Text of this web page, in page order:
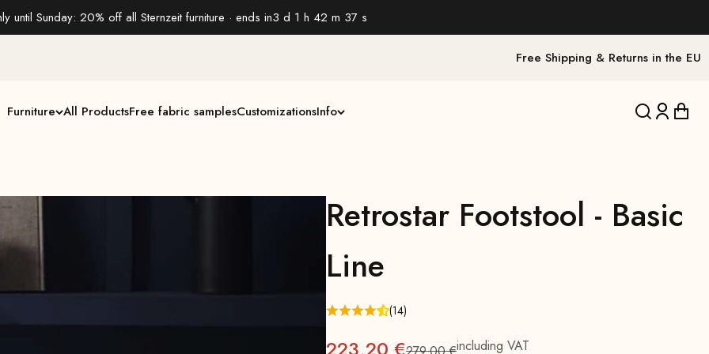
until Sunday: 20% off all Sternzeit furniture · ends in3 d 1 h 42 m 36 s
Free Shipping & Returns in the EU
Furniture All ProductsFree fabric samplesCustomizationsInfo Translation
Retrostar Footstool - Basic
Line
(14)
including VAT